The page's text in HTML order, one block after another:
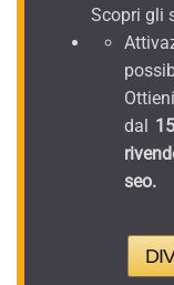
Scopri gli
dal
seo.